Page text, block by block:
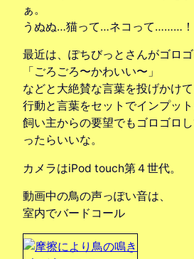
ぁ。
うぬぬ…猫って…ネコって………！
最近は、ぽちびっとさんがゴロ
「ごろごろ〜かわいい〜」
などと大絶賛な言葉を投げかけて
行動と言葉をセットでインプット
飼い主からの要望でもゴロゴロ
ったらいいな。
カメラはiPod touch第４世代。
動画中の鳥の声っぽい音は、
室内でバードコール